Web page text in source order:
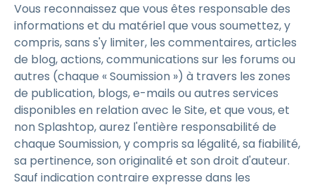
Vous reconnaissez que vous êtes responsable des
informations et du matériel que vous soumettez, y
compris, sans s'y limiter, les commentaires, articles
de blog, actions, communications sur les forums ou
autres (chaque « Soumission ») à travers les zones
de publication, blogs, e-mails ou autres services
disponibles en relation avec le Site, et que vous, et
non Splashtop, aurez l'entière responsabilité de
chaque Soumission, y compris sa légalité, sa fiabilité,
sa pertinence, son originalité et son droit d'auteur.
Sauf indication contraire expresse dans les